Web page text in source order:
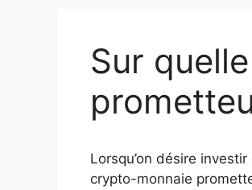
Sur
Lorsqu’on désire
crypto-monnaie